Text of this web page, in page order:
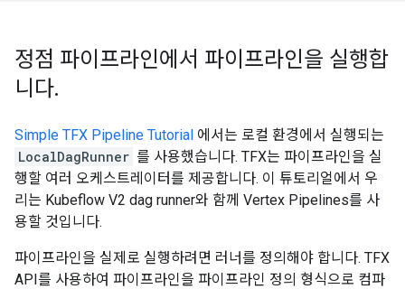
정점 파이프라인에서 파이프라인을 실행합
니다.
Simple TFX Pipeline Tutorial 에서는 로컬 환경에서 실행되는
LocalDagRunner 를 사용했습니다. TFX는 파이프라인을 실
행할 여러 오케스트레이터를 제공합니다. 이 튜토리얼에서 우
리는 Kubeflow V2 dag runner와 함께 Vertex Pipelines를 사
용할 것입니다.
파이프라인을 실제로 실행하려면 러너를 정의해야 합니다. TFX
API를 사용하여 파이프라인을 파이프라인 정의 형식으로 컴파